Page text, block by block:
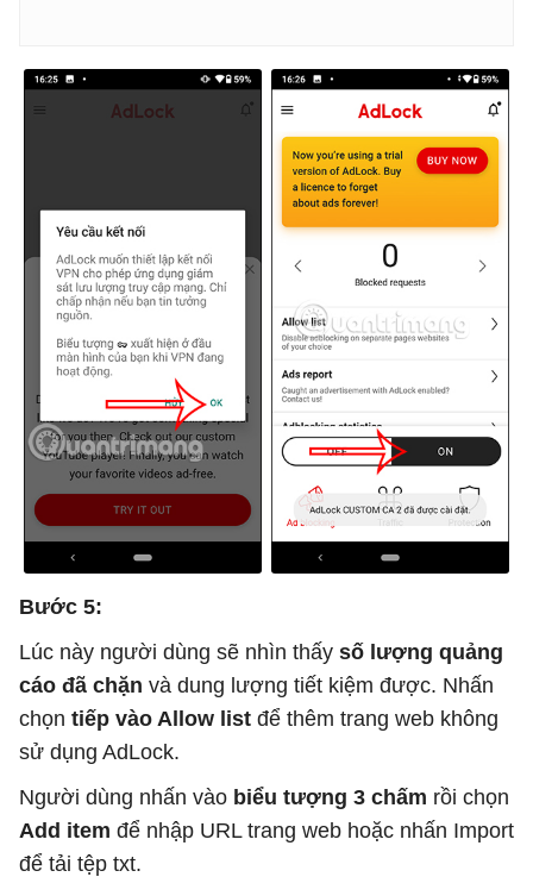
Bước 5:
Lúc này người dùng sẽ nhìn thấy số lượng quảng
cáo đã chặn và dung lượng tiết kiệm được. Nhấn
chọn tiếp vào Allow list để thêm trang web không
sử dụng AdLock.
Người dùng nhấn vào biểu tượng 3 chấm rồi chọn
Add item để nhập URL trang web hoặc nhấn Import
để tải tệp txt.